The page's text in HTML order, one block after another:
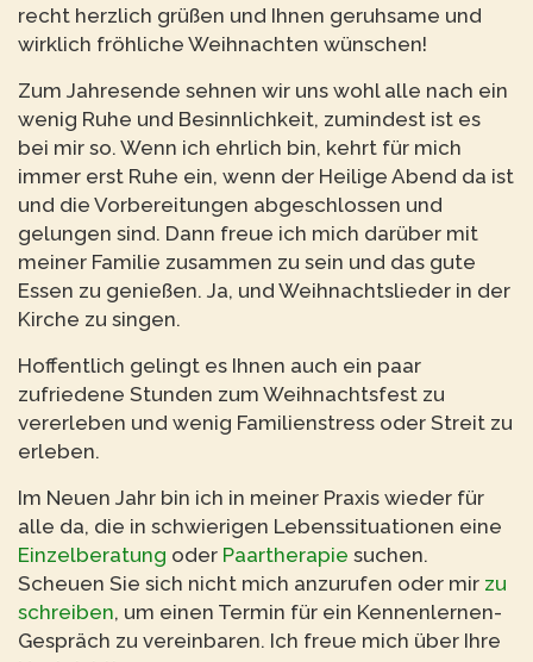
recht herzlich grüßen und Ihnen geruhsame und
wirklich fröhliche Weihnachten wünschen!
Zum Jahresende sehnen wir uns wohl alle nach ein
wenig Ruhe und Besinnlichkeit, zumindest ist es
bei mir so. Wenn ich ehrlich bin, kehrt für mich
immer erst Ruhe ein, wenn der Heilige Abend da ist
und die Vorbereitungen abgeschlossen und
gelungen sind. Dann freue ich mich darüber mit
meiner Familie zusammen zu sein und das gute
Essen zu genießen. Ja, und Weihnachtslieder in der
Kirche zu singen.
Hoffentlich gelingt es Ihnen auch ein paar
zufriedene Stunden zum Weihnachtsfest zu
vererleben und wenig Familienstress oder Streit zu
erleben.
Im Neuen Jahr bin ich in meiner Praxis wieder für
alle da, die in schwierigen Lebenssituationen eine
Einzelberatung oder Paartherapie suchen.
Scheuen Sie sich nicht mich anzurufen oder mir zu
schreiben, um einen Termin für ein Kennenlernen-
Gespräch zu vereinbaren. Ich freue mich über Ihre